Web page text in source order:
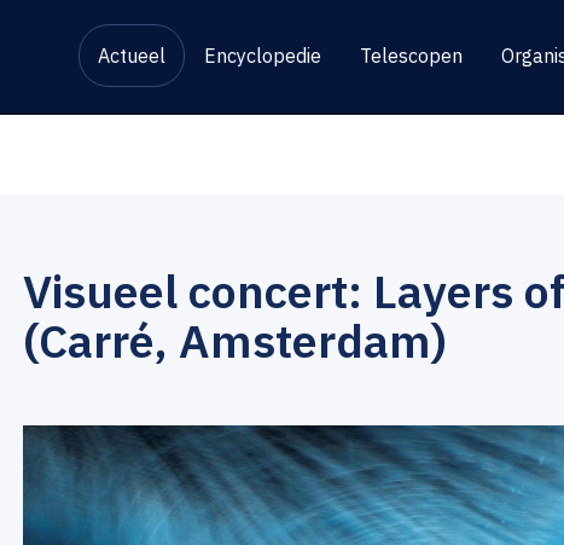
Actueel Encyclopedie Telescopen
Visueel concert: Layers
(Carré, Amsterdam)